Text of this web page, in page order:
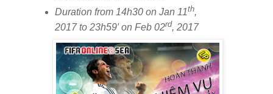
Duration from 14h30 on Jan 11th,
2017 to 23h59′ on Feb 02rd, 2017